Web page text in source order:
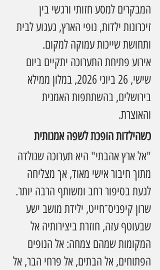
המבקרים למסע חזותי ורגשי בין
זיכרונות ילדות, נופי הארץ, געגוע לבית
ותחושת שייכות עמוקה למקום.
אירוע פתיחת התערוכה יתקיים ביום
שישי, 26 ביוני 2026, במלון ממילא
בירושלים, בהשתתפות האמנית
והאוצרת.
כשהילדות הופכת לשפה אמנותית
"אל ארץ אהבתי" היא תערוכה שנולדה
מתוך חיבור אישי מאוד, אך מצליחה
לגעת בסיפור רחב ומשותף הרבה יותר.
שרון קיפניס־חייט, ילידת מושב ישע
שבעוטף עזה, חוזרת ביצירותיה אל
המקומות שמהם צמחה: אל הנופים
הפתוחים, אל הבתים, אל פרחי הבר, אל